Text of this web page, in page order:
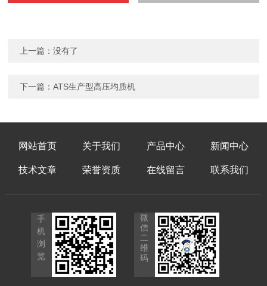
上一篇：没有了
下一篇：ATS生产型高压均质机
网站首页 关于我们 产品中心 新闻中心
技术文章 荣誉资质 在线留言 联系我们
手
机
浏
览
微
信
二
维
码